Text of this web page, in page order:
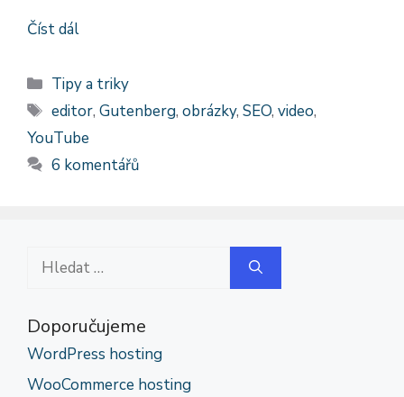
Číst dál
Rubriky
Tipy a triky
Štítky
editor,Gutenberg,obrázky,SEO,video,
YouTube
6 komentářů
Hledat:
Doporučujeme
WordPress hosting
WooCommerce hosting